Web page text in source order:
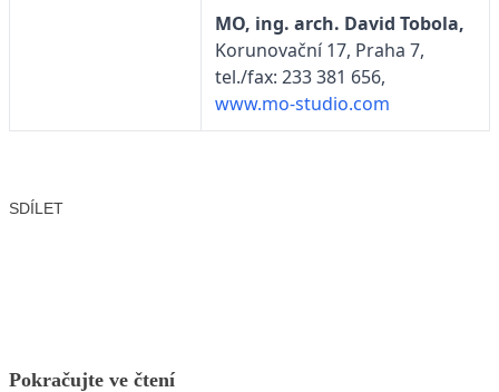
MO, ing. arch. David Tobola,
Korunovační 17, Praha 7,
tel./fax: 233 381 656,
www.mo-studio.com
SDÍLET
Pokračujte ve čtení